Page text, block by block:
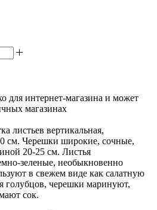
для интернет-магазина и может
магазинах
листьев вертикальная,
см. Черешки широкие, сочные,
20-25 см. Листья
зеленые, необыкновенно
в свежем виде как салатную
голубцов, черешки маринуют,
сок.